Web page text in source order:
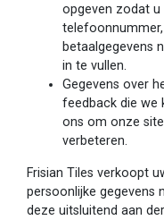
opgeven zodat u
betaalgegevens
in te vullen.
Gegevens over
feedback die we
ons om onze
verbeteren.
Frisian Tiles verkoopt
persoonlijke gegevens
deze uitsluitend aan